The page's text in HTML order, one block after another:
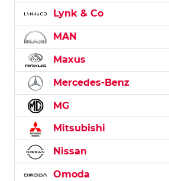
Lynk & Co
MAN
Maxus
Mercedes-Benz
MG
Mitsubishi
Nissan
Omoda